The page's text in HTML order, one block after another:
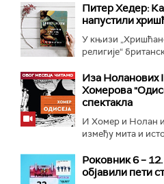
Питер Хедер:
напустили
У књизи
религије“
Иза Ноланових
Хомерова
спектакла
И Хомер и Нолан
између мита и
Роковник 6 –
објавили пети